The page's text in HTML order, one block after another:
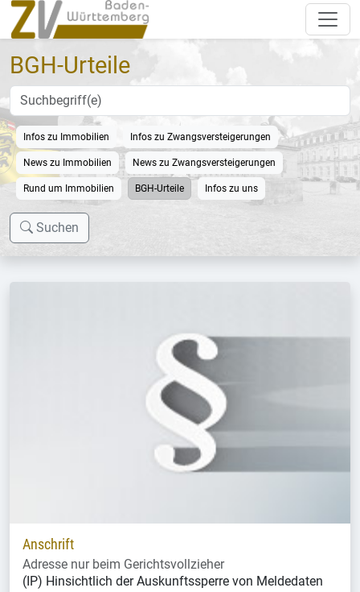
BGH-Urteile
Infos zu Immobilien Infos zu Zwangsversteigerungen
News zu Immobilien News zu Zwangsversteigerungen
Rund um Immobilien BGH-Urteile Infos zu uns
Suchen
Anschrift
Adresse nur beim Gerichtsvollzieher
(IP) Hinsichtlich der Auskunftssperre von Meldedaten